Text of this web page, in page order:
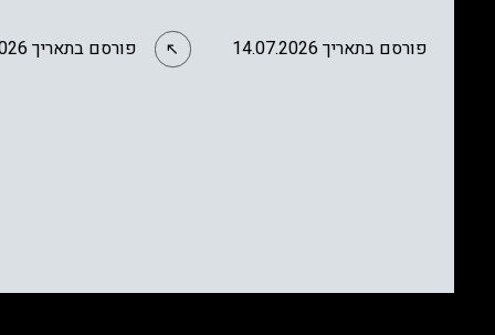
פורסם בתאריך 14.07.2026 פורסם בתאריך 30.06.2026